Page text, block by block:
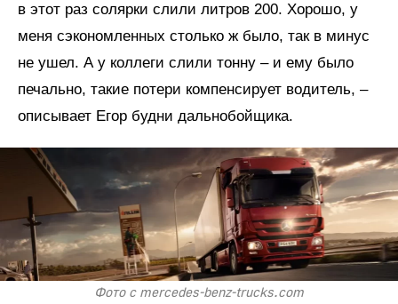
в этот раз солярки слили литров 200. Хорошо, у
меня сэкономленных столько ж было, так в минус
не ушел. А у коллеги слили тонну – и ему было
печально, такие потери компенсирует водитель, –
описывает Егор будни дальнобойщика.
Фото с mercedes-benz-trucks.com